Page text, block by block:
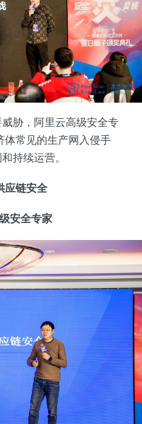
胁，阿里云高级安全专
体常见的生产网入侵手
持续运营。
应链安全
安全专家